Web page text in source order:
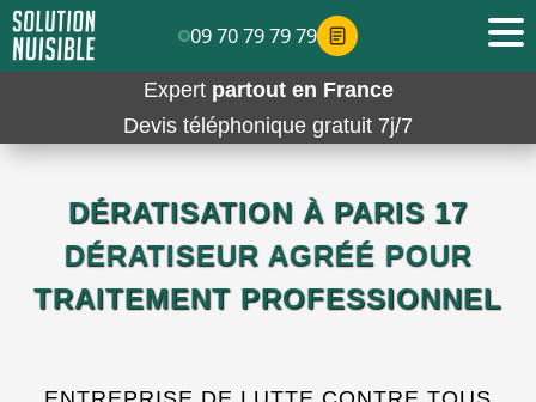
Expert partout en France
Devis téléphonique gratuit 7j/7
DÉRATISATION À PARIS 17
DÉRATISEUR AGRÉÉ POUR
TRAITEMENT PROFESSIONNEL
09 70 79 79 79